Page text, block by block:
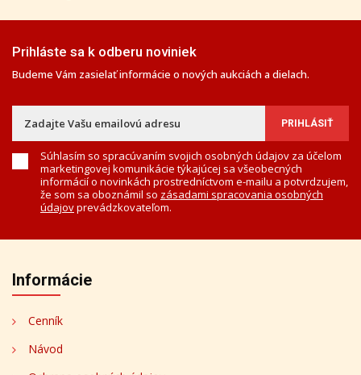
Prihláste sa k odberu noviniek
Budeme Vám zasielať informácie o nových aukciách a dielach.
Súhlasím so spracúvaním svojich osobných údajov za účelom
marketingovej komunikácie týkajúcej sa všeobecných
informácií o novinkách prostredníctvom e-mailu a potvrdzujem,
že som sa oboznámil so zásadami spracovania osobných
údajovprevádzkovateľom.
Informácie
Cenník
Návod